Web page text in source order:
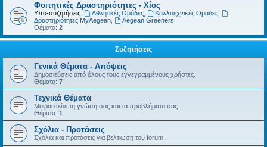
Φοιτητικές Δραστηριότητες - Χίος
Υπο-συζητήσεις: Αθλητικές Ομάδες, Καλλιτεχνικές Ομάδες,
Δραστηριότητες MyAegean
Aegean Greeners
Θέματα: 2
Συζητήσεις
Γενικά Θέματα - Απόψεις
Δημοσιεύσεις από όλους τους εγγεγραμμένους χρήστες.
Θέματα: 7
Τεχνικά Θέματα
Μοιραστείτε τη γνώση σας και τα προβλήματα σας
Θέματα: 1
Σχόλια - Προτάσεις
Σχόλια και προτάσεις για βελτιώση του forum.